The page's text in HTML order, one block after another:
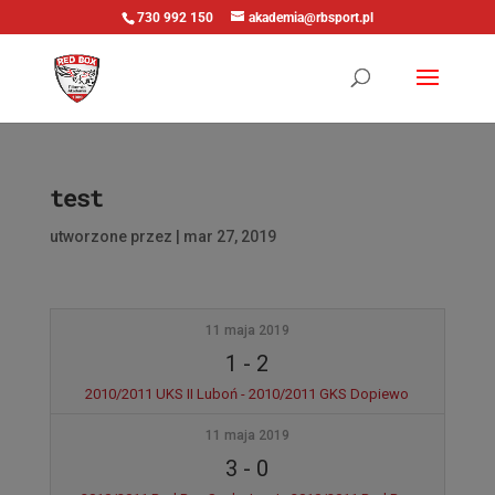
730 992 150 akademia@rbsport.pl
test
utworzone przez mar 27, 2019
11 maja 2019
1 - 2
2010/2011 UKS II Luboń - 2010/2011 GKS Dopiewo
11 maja 2019
3 - 0